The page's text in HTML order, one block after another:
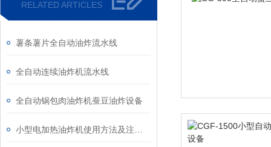
RELATED ARTICLES
薯条薯片全自动油炸流水线
全自动连续油炸机流水线
全自动锅包肉油炸机蚕豆油炸设备